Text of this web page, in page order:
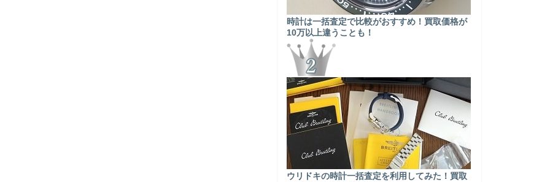
時計は一括査定で比較がおすすめ！買取価格が
10万以上違うことも！
ウリドキの時計一括査定を利用してみた！買取